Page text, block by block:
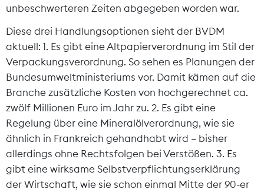
unbeschwerteren Zeiten abgegeben worden war.
Diese drei Handlungsoptionen sieht der BVDM
aktuell: 1. Es gibt eine Altpapierverordnung im Stil der
Verpackungsverordnung. So sehen es Planungen der
Bundesumweltministeriums vor. Damit kämen auf die
Branche zusätzliche Kosten von hochgerechnet ca.
zwölf Millionen Euro im Jahr zu. 2. Es gibt eine
Regelung über eine Mineralölverordnung, wie sie
ähnlich in Frankreich gehandhabt wird – bisher
allerdings ohne Rechtsfolgen bei Verstößen. 3. Es
gibt eine wirksame Selbstverpflichtungserklärung
der Wirtschaft, wie sie schon einmal Mitte der 90-er